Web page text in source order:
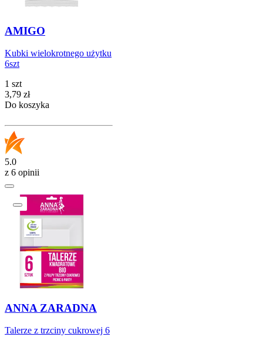
AMIGO
Kubki wielokrotnego użytku
6szt
1 szt
Cena
3,79 zł
Do koszyka
5.0
z 6 opinii
ANNA ZARADNA
Talerze z trzciny cukrowej 6